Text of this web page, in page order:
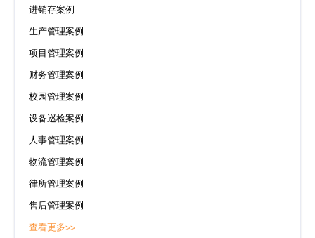
进销存案例
生产管理案例
项目管理案例
财务管理案例
校园管理案例
设备巡检案例
人事管理案例
物流管理案例
律所管理案例
售后管理案例
查看更多>>